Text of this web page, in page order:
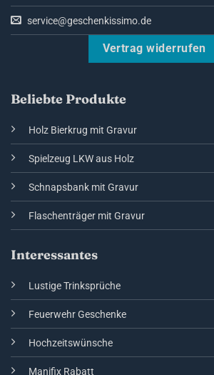
service@geschenkissimo.de
Vertrag widerrufen
Beliebte Produkte
Holz Bierkrug mit Gravur
Spielzeug LKW aus Holz
Schnapsbank mit Gravur
Flaschenträger mit Gravur
Interessantes
Lustige Trinksprüche
Feuerwehr Geschenke
Hochzeitswünsche
Manifix Rabatt